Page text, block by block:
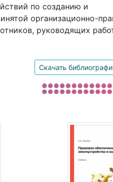
по созданию и
организационно-
руководящих
Скачать